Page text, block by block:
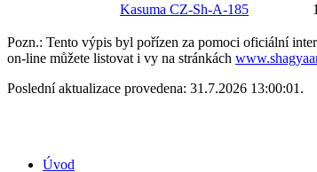
Kasuma CZ-Sh-A-185
Pozn.: Tento výpis byl pořízen za pomoci oficiální
on-line můžete listovat i vy na stránkách
Poslední aktualizace provedena: 31.7.2026 13:00:01.
Úvod